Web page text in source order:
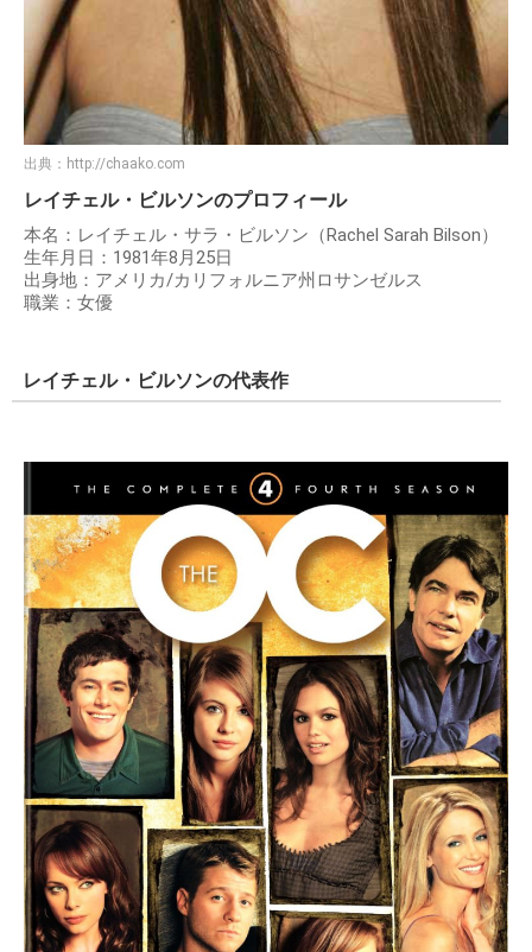
出典： http://chaako.com
レイチェル・ビルソンのプロフィール
本名：レイチェル・サラ・ビルソン（Rachel Sarah Bilson）
生年月日：1981年8月25日
出身地：アメリカ/カリフォルニア州ロサンゼルス
職業：女優
レイチェル・ビルソンの代表作